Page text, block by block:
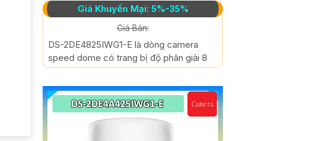
Giá Khuyến Mại: 5%-35%
Giá Bán:
DS-2DE4825IWG1-E là dòng camera
speed dome có trang bị độ phân giải 8